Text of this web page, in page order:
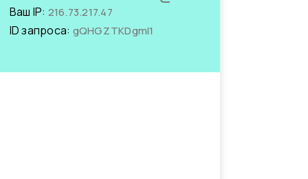
Ваш IP: 216.73.217.47
ID запроса: gQHGZTKDgmI1